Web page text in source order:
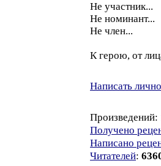
Не участник...
Не номинант...
Не член...
К герою, от
Написать
Произведений:
Получено
Написано
Читателей: